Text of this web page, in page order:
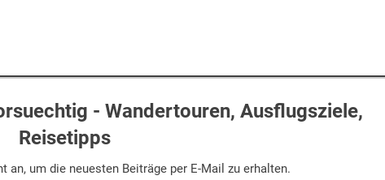
- Wandertouren, Ausflugsziele,
Reisetipps
an, um die neuesten Beiträge per E-Mail zu erhalten.